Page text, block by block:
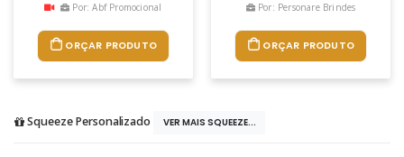
Por: Abf Promocional
ORÇAR PRODUTO
Por: Personare Brindes
ORÇAR PRODUTO
Squeeze Personalizado VER MAIS SQUEEZE...